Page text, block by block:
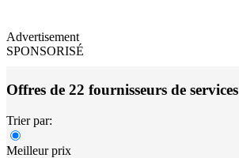
Advertisement
SPONSORISÉ
Offres de 22 fournisseurs de services
Trier par:
Meilleur prix